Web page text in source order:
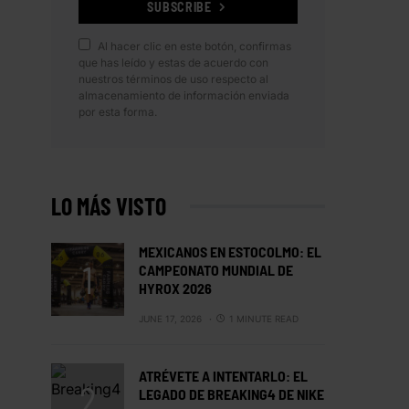
SUBSCRIBE
Al hacer clic en este botón, confirmas
que has leído y estas de acuerdo con
nuestros términos de uso respecto al
almacenamiento de información enviada
por esta forma.
LO MÁS VISTO
MEXICANOS EN ESTOCOLMO: EL
CAMPEONATO MUNDIAL DE
HYROX 2026
JUNE 17, 2026 1 MINUTE READ
ATRÉVETE A INTENTARLO: EL
LEGADO DE BREAKING4 DE NIKE